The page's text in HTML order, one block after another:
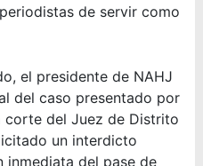
de servir como
el presidente de NAHJ
del caso presentado por
corte del Juez de Distrito
un interdicto
inmediata del pase de